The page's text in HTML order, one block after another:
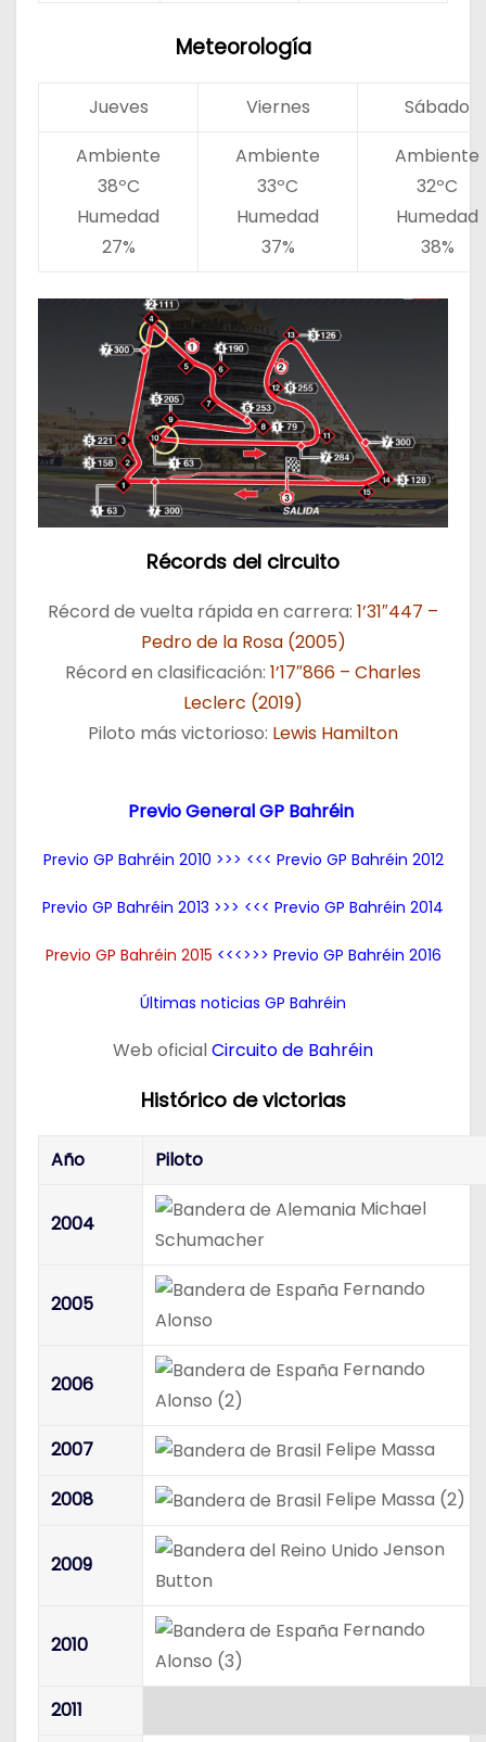
Meteorología
Jueves Viernes
Sábado
Ambiente
38ºC
Humedad
27%
Ambiente
33ºC
Humedad
37%
Ambiente
32ºC
Humedad
38%
Récords del circuito
Récord de vuelta rápida en carrera: 1’31″447 –
Pedro de la Rosa (2005)
Récord en clasificación: 1’17″866 – Charles
Leclerc (2019)
Piloto más victorioso: Lewis Hamilton
Previo General GP Bahréin
Previo GP Bahréin 2010 >>> <<< Previo GP Bahréin 2012
Previo GP Bahréin 2013 >>> <<< Previo GP Bahréin 2014
Previo GP Bahréin 2015 <<<>>> Previo GP Bahréin 2016
Últimas noticias GP Bahréin
Web oficialCircuito de Bahréin
Histórico de victorias
Año Piloto
2004
Michael
Schumacher
2005
Fernando
Alonso
2006
Fernando
Alonso (2)
2007
Felipe Massa
2008
Felipe Massa (2)
2009
Jenson
Button
2010
Fernando
Alonso (3)
2011